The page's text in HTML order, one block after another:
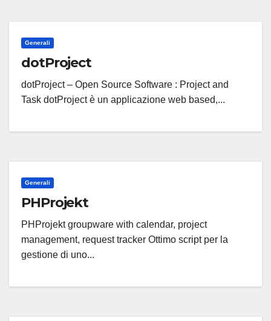
Generali
dotProject
dotProject – Open Source Software : Project and
Task dotProject è un applicazione web based,...
Generali
PHProjekt
PHProjekt groupware with calendar, project
management, request tracker Ottimo script per la
gestione di uno...